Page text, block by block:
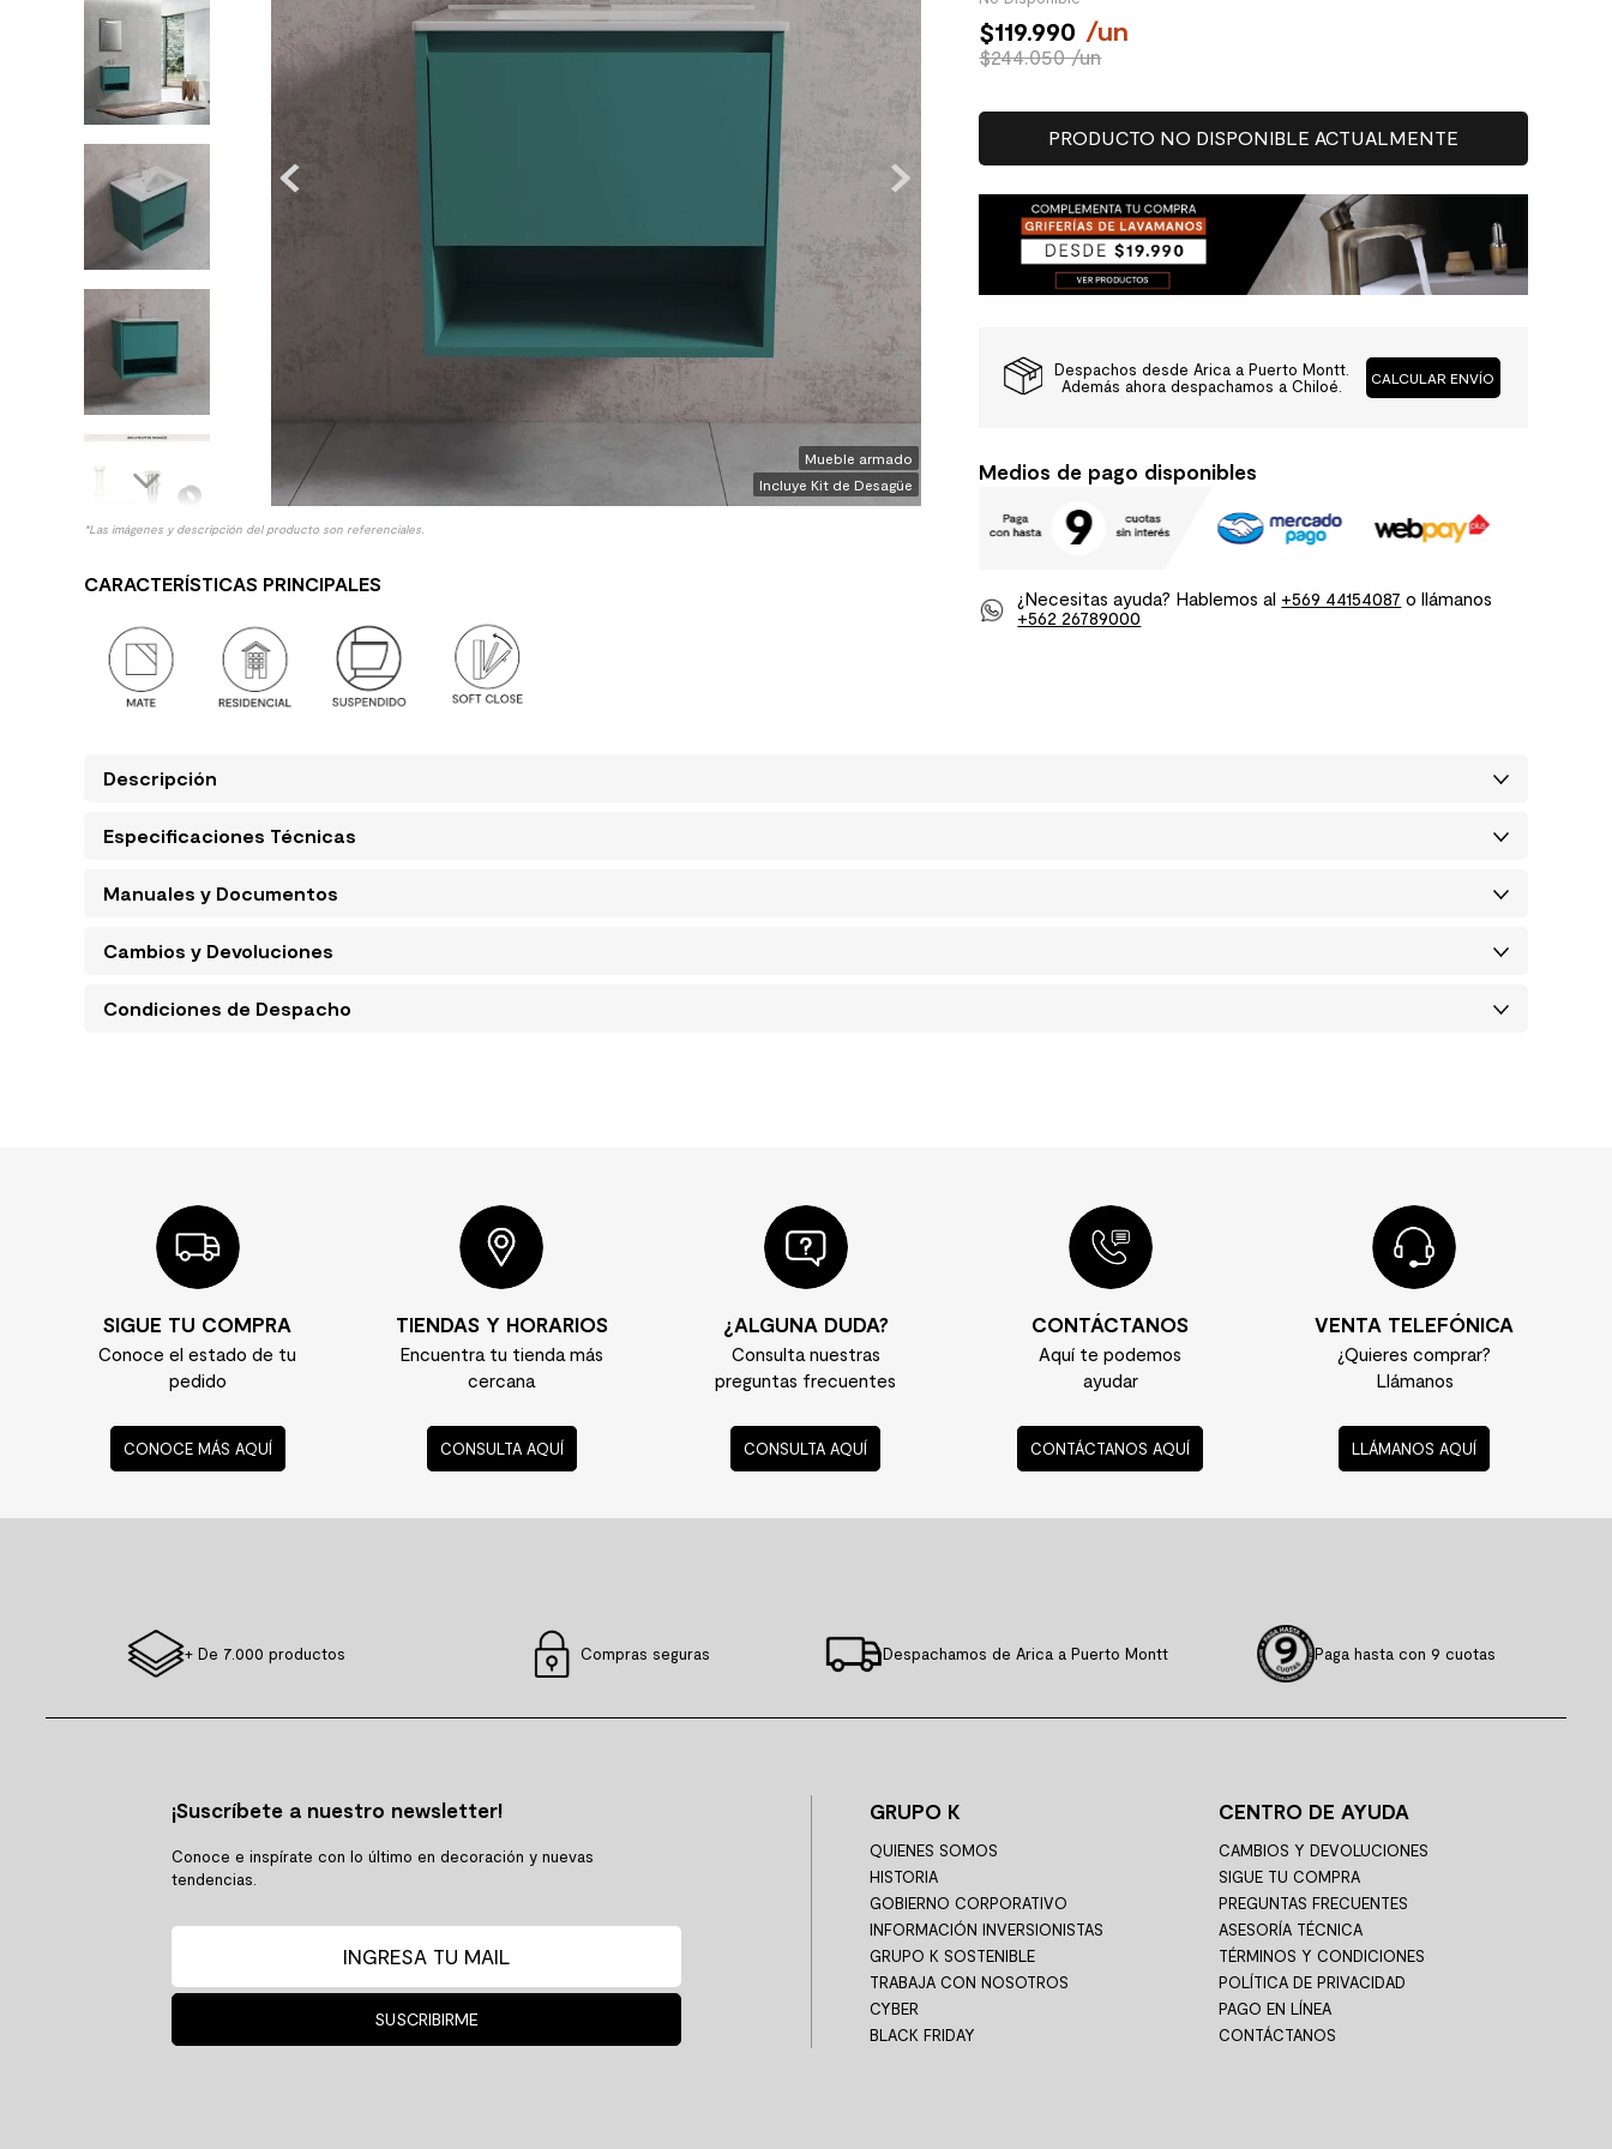
8. receptaculo
9.
10. columna ducha
Mueble armado
Incluye Kit de Desagüe
*Las imágenes y descripción del producto son referenciales.
CARACTERÍSTICAS PRINCIPALES
$119.990 /un
$244.050 /un
PRODUCTO NO DISPONIBLE ACTUALMENTE
Despachos desde Arica a Puerto Montt.
Además ahora despachamos a Chiloé.
CALCULAR ENVÍO
Medios de pago disponibles
¿Necesitas ayuda? Hablemos al +569 44154087 o llámanos
+562 26789000
Descripción
Especificaciones Técnicas
Manuales y Documentos
Cambios y Devoluciones
Condiciones de Despacho
SIGUE TU COMPRA
Conoce el estado de tu
pedido
CONOCE MÁS AQUÍ
TIENDAS Y HORARIOS
Encuentra tu tienda más
cercana
CONSULTA AQUÍ
¿ALGUNA DUDA?
Consulta nuestras
preguntas frecuentes
CONSULTA AQUÍ
CONTÁCTANOS
Aquí te podemos
ayudar
CONTÁCTANOS AQUÍ
VENTA TELEFÓNICA
¿Quieres comprar?
Llámanos
LLÁMANOS AQUÍ
+ De 7.000 productos Compras seguras Despachamos de Arica a Puerto Montt Paga hasta con 9 cuotas
¡Suscríbete a nuestro newsletter!
Conoce e inspírate con lo último en decoración y nuevas
tendencias.
SUSCRIBIRME
GRUPO K
QUIENES SOMOS
HISTORIA
GOBIERNO CORPORATIVO
INFORMACIÓN INVERSIONISTAS
GRUPO K SOSTENIBLE
TRABAJA CON NOSOTROS
CYBER
BLACK FRIDAY
CENTRO DE AYUDA
CAMBIOS Y DEVOLUCIONES
SIGUE TU COMPRA
PREGUNTAS FRECUENTES
ASESORÍA TÉCNICA
TÉRMINOS Y CONDICIONES
POLÍTICA DE PRIVACIDAD
PAGO EN LÍNEA
CONTÁCTANOS